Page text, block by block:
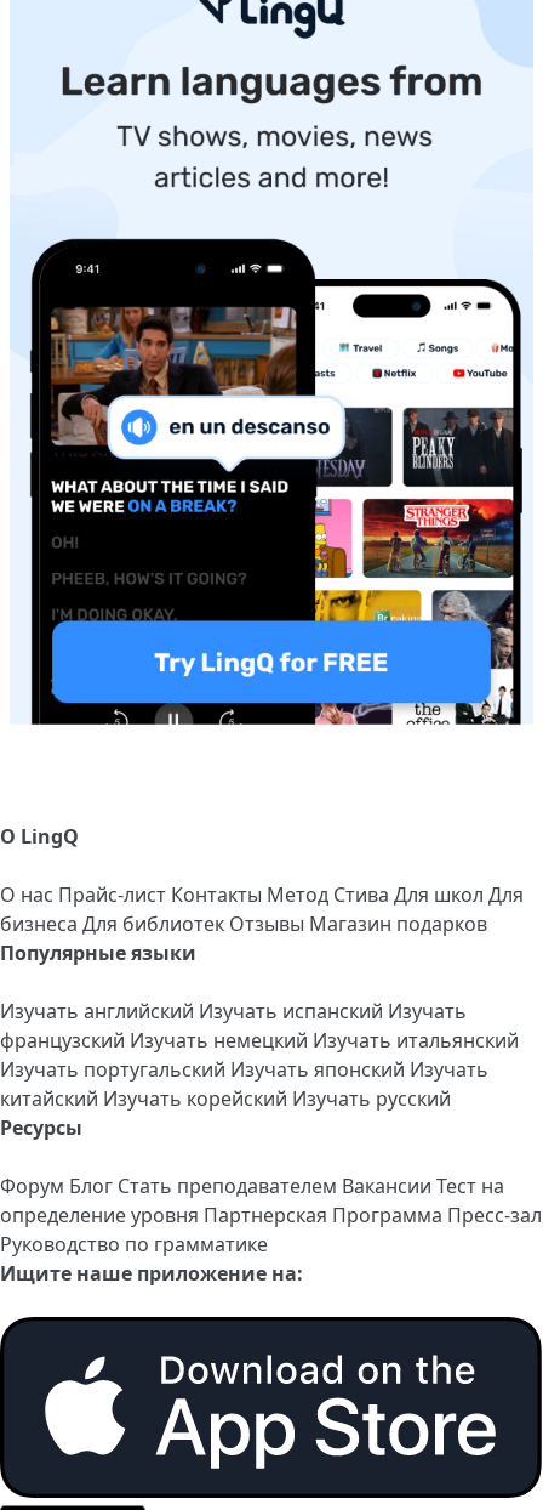
О LingQ
О нас Прайс-лист Контакты Метод Стива Для школ Для
бизнеса Для библиотек Отзывы Магазин подарков
Популярные языки
Изучать английский Изучать испанский Изучать
французский Изучать немецкий Изучать итальянский
Изучать португальский Изучать японский Изучать
китайский Изучать корейский Изучать русский
Ресурсы
Форум Блог Стать преподавателем Вакансии Тест на
определение уровня Партнерская Программа Пресс-зал
Руководство по грамматике
Ищите наше приложение на: